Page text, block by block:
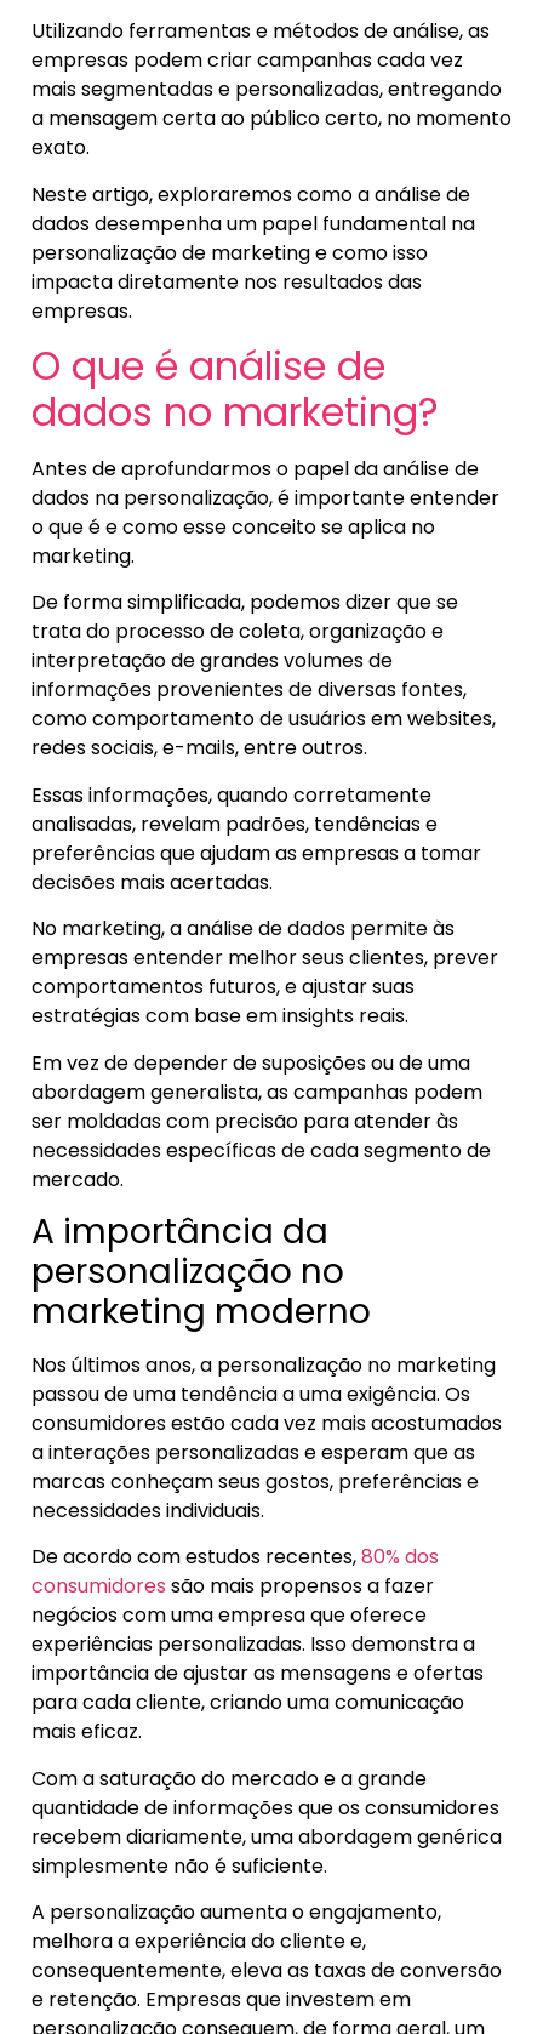
Utilizando ferramentas e métodos de análise, as
empresas podem criar campanhas cada vez
mais segmentadas e personalizadas, entregando
a mensagem certa ao público certo, no momento
exato.
Neste artigo, exploraremos como a análise de
dados desempenha um papel fundamental na
personalização de marketing e como isso
impacta diretamente nos resultados das
empresas.
O que é análise de
dados no marketing?
Antes de aprofundarmos o papel da análise de
dados na personalização, é importante entender
o que é e como esse conceito se aplica no
marketing.
De forma simplificada, podemos dizer que se
trata do processo de coleta, organização e
interpretação de grandes volumes de
informações provenientes de diversas fontes,
como comportamento de usuários em websites,
redes sociais, e-mails, entre outros.
Essas informações, quando corretamente
analisadas, revelam padrões, tendências e
preferências que ajudam as empresas a tomar
decisões mais acertadas.
No marketing, a análise de dados permite às
empresas entender melhor seus clientes, prever
comportamentos futuros, e ajustar suas
estratégias com base em insights reais.
Em vez de depender de suposições ou de uma
abordagem generalista, as campanhas podem
ser moldadas com precisão para atender às
necessidades específicas de cada segmento de
mercado.
A importância da
personalização no
marketing moderno
Nos últimos anos, a personalização no marketing
passou de uma tendência a uma exigência. Os
consumidores estão cada vez mais acostumados
a interações personalizadas e esperam que as
marcas conheçam seus gostos, preferências e
necessidades individuais.
De acordo com estudos recentes,80% dos
consumidores são mais propensos a fazer
negócios com uma empresa que oferece
experiências personalizadas. Isso demonstra a
importância de ajustar as mensagens e ofertas
para cada cliente, criando uma comunicação
mais eficaz.
Com a saturação do mercado e a grande
quantidade de informações que os consumidores
recebem diariamente, uma abordagem genérica
simplesmente não é suficiente.
A personalização aumenta o engajamento,
melhora a experiência do cliente e,
consequentemente, eleva as taxas de conversão
e retenção. Empresas que investem em